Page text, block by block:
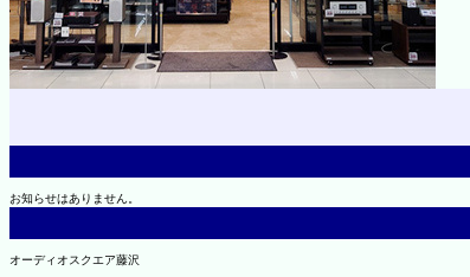
お知らせはありません。
オーディオスクエア藤沢